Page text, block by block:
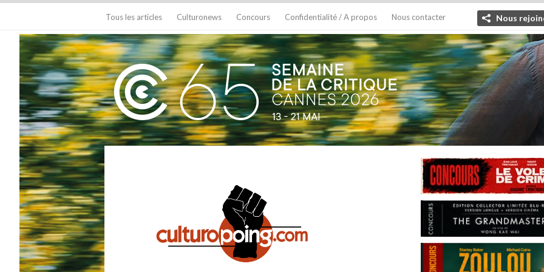
Tous les articles Culturonews Concours Confidentialité / A propos Nous contacter Nous